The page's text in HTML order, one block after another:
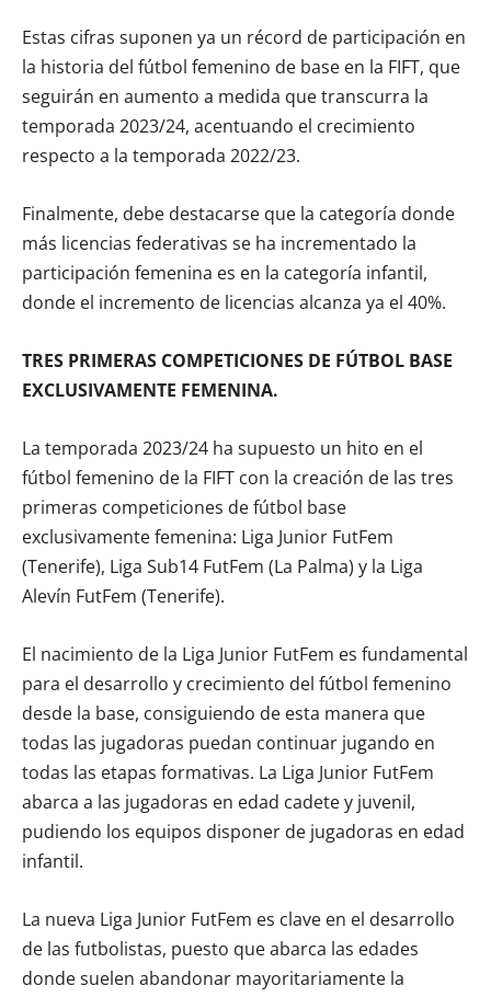
Estas cifras suponen ya un récord de participación en
la historia del fútbol femenino de base en la FIFT, que
seguirán en aumento a medida que transcurra la
temporada 2023/24, acentuando el crecimiento
respecto a la temporada 2022/23.
Finalmente, debe destacarse que la categoría donde
más licencias federativas se ha incrementado la
participación femenina es en la categoría infantil,
donde el incremento de licencias alcanza ya el 40%.
TRES PRIMERAS COMPETICIONES DE FÚTBOL BASE
EXCLUSIVAMENTE FEMENINA.
La temporada 2023/24 ha supuesto un hito en el
fútbol femenino de la FIFT con la creación de las tres
primeras competiciones de fútbol base
exclusivamente femenina: Liga Junior FutFem
(Tenerife), Liga Sub14 FutFem (La Palma) y la Liga
Alevín FutFem (Tenerife).
El nacimiento de la Liga Junior FutFem es fundamental
para el desarrollo y crecimiento del fútbol femenino
desde la base, consiguiendo de esta manera que
todas las jugadoras puedan continuar jugando en
todas las etapas formativas. La Liga Junior FutFem
abarca a las jugadoras en edad cadete y juvenil,
pudiendo los equipos disponer de jugadoras en edad
infantil.
La nueva Liga Junior FutFem es clave en el desarrollo
de las futbolistas, puesto que abarca las edades
donde suelen abandonar mayoritariamente la